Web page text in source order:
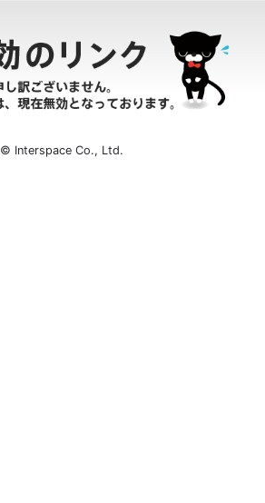
© Interspace Co., Ltd.